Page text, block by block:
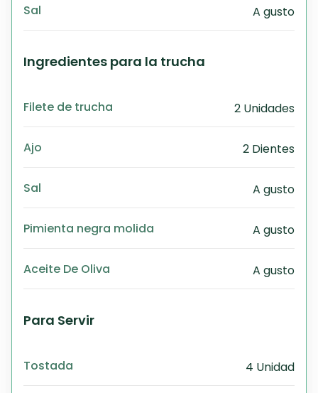
Sal A gusto
Ingredientes para la trucha
Filete de trucha 2 Unidades
Ajo 2 Dientes
Sal A gusto
Pimienta negra molida A gusto
Aceite De Oliva A gusto
Para Servir
Tostada 4 Unidad